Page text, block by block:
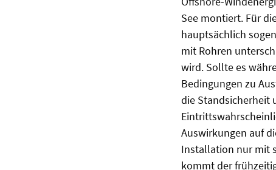
See montiert. Für
hauptsächlich
mit Rohren
wird. Sollte es
Bedingungen zu
die Standsicherheit
Auswirkungen auf
Installation nur mit
kommt der